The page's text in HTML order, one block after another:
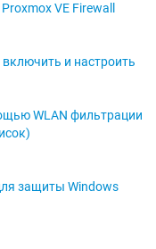
VE Firewall
и настроить
WLAN фильтрации
защиты Windows